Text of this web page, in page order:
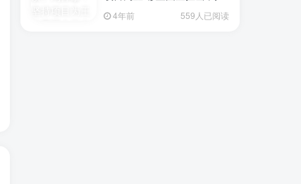
点项目建设贡献“交发力量”
4年前 559人已阅读